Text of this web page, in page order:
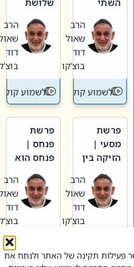
פעילות תקינה של האתר ולנתח את
וערב של
חיינו
הרב
שאול
דוד
בוצ'קו
לשמוע קול תורה – מדרש
האבות
הרב
שאול
דוד
בוצ'קו
לשמוע קול
פרשת
מסעי |
הזיקה בין
הגדול לעם הרב
שאול
דוד
בוצ'קו
לשמוע קול תורה – מדרש
פרשת
פנחס |
פנחס הוא
אליהו: בין
קנאות
הורסת
לקנאות
בונה
הרב
שאול
דוד
בוצ'קו
לשמוע קול